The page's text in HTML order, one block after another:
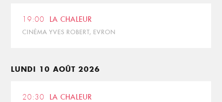
19:00 LA CHALEUR
CINÉMA YVES ROBERT, EVRON
LUNDI 10 AOÛT 2026
20:30 LA CHALEUR